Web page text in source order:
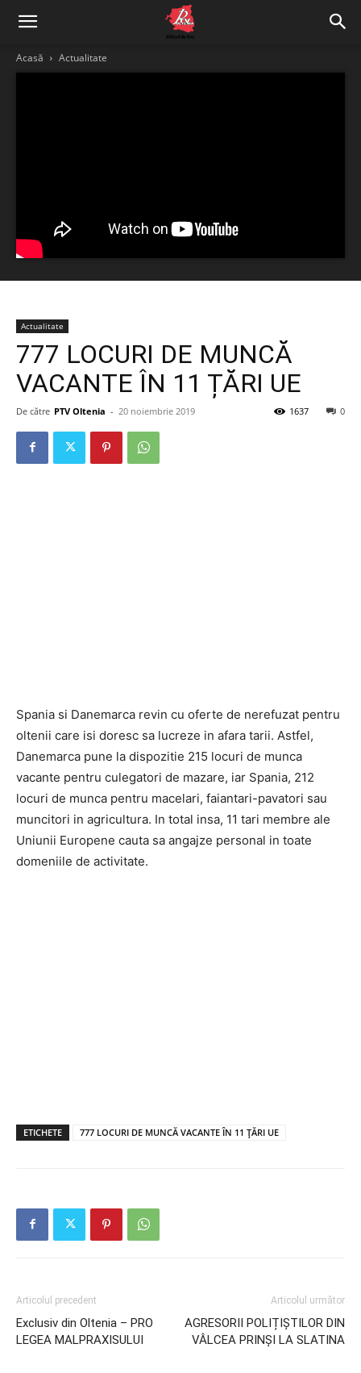
Acasă Actualitate
Actualitate
777 LOCURI DE MUNCĂ
VACANTE ÎN 11 ȚĂRI UE
De către PTV Oltenia - 20 noiembrie 2019 0
1637
Spania si Danemarca revin cu oferte de nerefuzat pentru
oltenii care isi doresc sa lucreze in afara tarii. Astfel,
Danemarca pune la dispozitie 215 locuri de munca
vacante pentru culegatori de mazare, iar Spania, 212
locuri de munca pentru macelari, faiantari-pavatori sau
muncitori in agricultura. In total insa, 11 tari membre ale
Uniunii Europene cauta sa angajze personal in toate
domeniile de activitate.
ETICHETE 777 LOCURI DE MUNCĂ VACANTE ÎN 11 ȚĂRI UE
Articolul precedent
Exclusiv din Oltenia – PRO
LEGEA MALPRAXISULUI
Articolul următor
AGRESORII POLIȚIȘTILOR DIN
VÂLCEA PRINȘI LA SLATINA